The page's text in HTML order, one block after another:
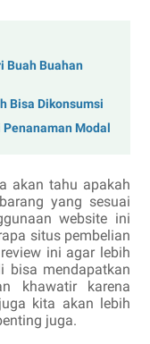
Buah Buahan
Bisa Dikonsumsi
Modal
akan tahu apakah
yang sesuai
website ini
situs pembelian
ini agar lebih
bisa mendapatkan
khawatir karena
kita akan lebih
juga.